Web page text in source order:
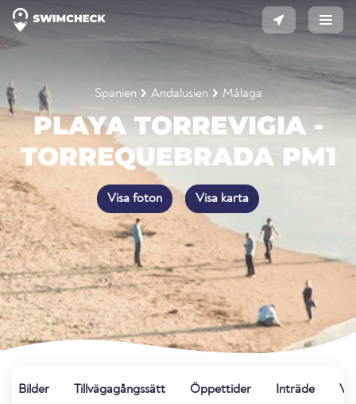
Spanien Andalusien Málaga
PLAYA TORREVIGIA -
TORREQUEBRADA PM1
Visa foton Visa karta
Bilder Tillvägagångssätt Öppettider Inträde